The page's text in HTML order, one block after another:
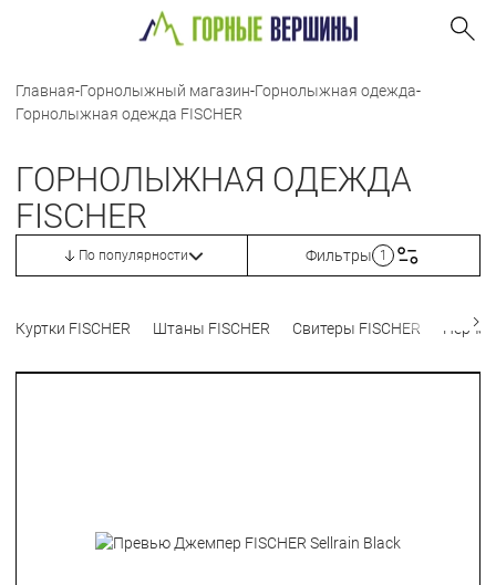
Главная-Горнолыжный магазин-Горнолыжная одежда-
Горнолыжная одежда FISCHER
ГОРНОЛЫЖНАЯ ОДЕЖДА
FISCHER
По популярности Фильтры 1
Куртки FISCHER Штаны FISCHER Свитеры FISCHER